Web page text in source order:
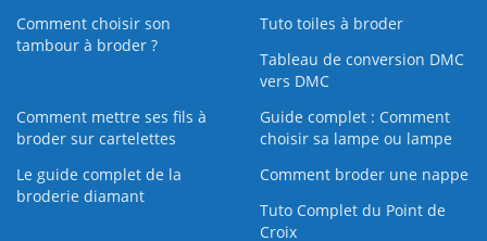
Comment choisir son
tambour à broder ?
Tuto toiles à broder
Tableau de conversion DMC
vers DMC
Comment mettre ses fils à
broder sur cartelettes
Guide complet : Comment
choisir sa lampe ou lampe
Le guide complet de la
broderie diamant
Comment broder une nappe
Tuto Complet du Point de
Croix